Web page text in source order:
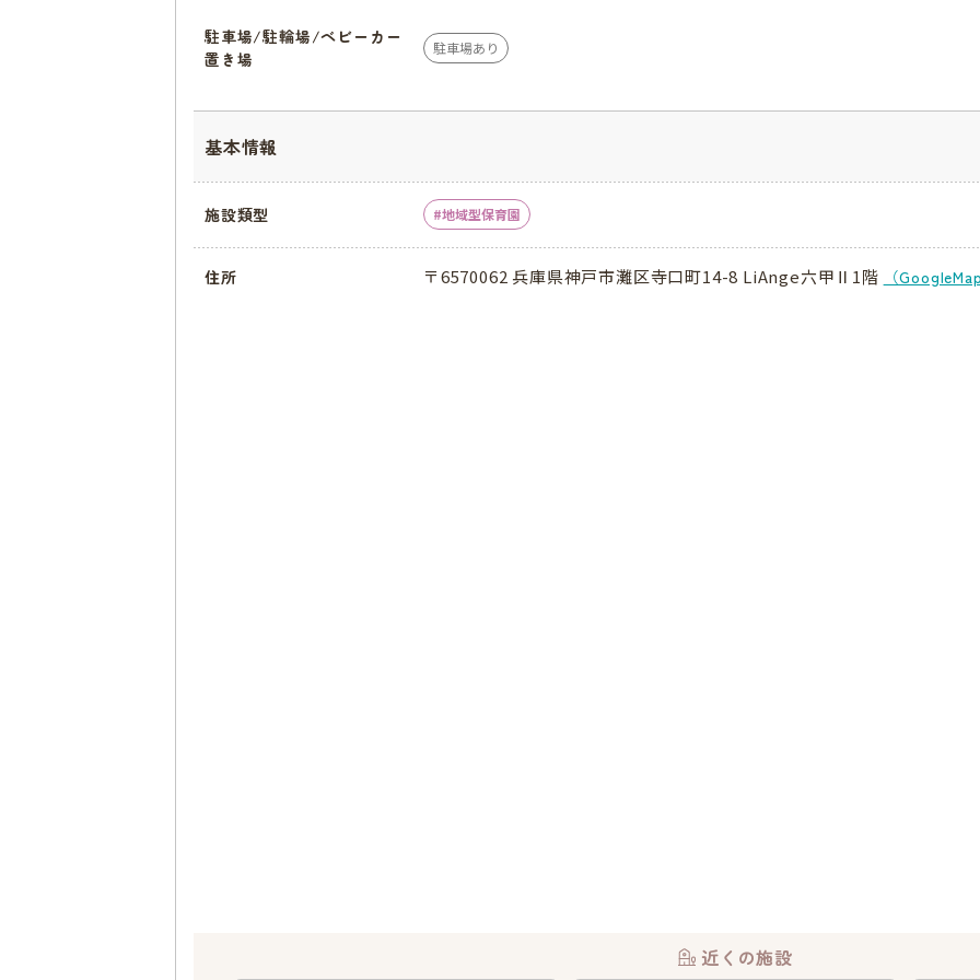
駐車場/駐輪場/ベビーカー
置き場
駐車場あり
基本情報
施設類型 地域型保育園
住所 〒6570062 兵庫県神戸市灘区寺口町14-8 LiAnge六甲Ⅱ1階 （
近くの施設